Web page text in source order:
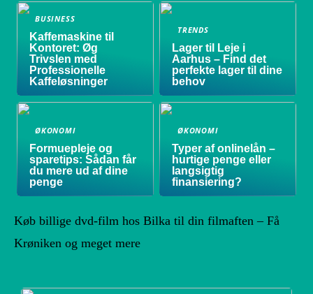
BUSINESS
Kaffemaskine til
Kontoret: Øg
Trivslen med
Professionelle
Kaffeløsninger
TRENDS
Lager til Leje i
Aarhus – Find det
perfekte lager til dine
behov
ØKONOMI
Formuepleje og
sparetips: Sådan får
du mere ud af dine
penge
ØKONOMI
Typer af onlinelån –
hurtige penge eller
langsigtig
finansiering?
Køb billige dvd-film hos Bilka til din filmaften – Få
Krøniken og meget mere